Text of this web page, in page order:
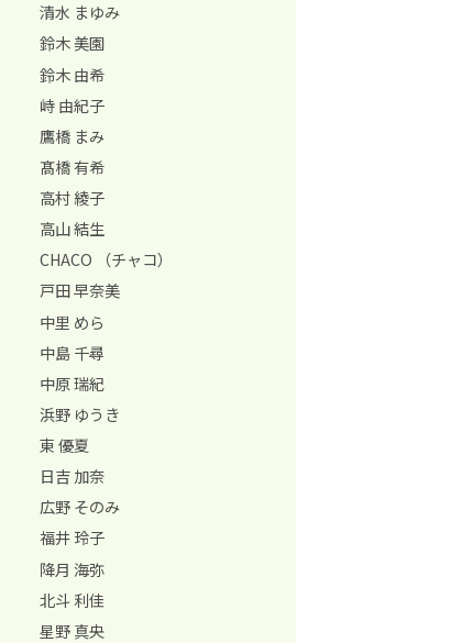
清水 まゆみ
鈴木 美園
鈴木 由希
峙 由紀子
鷹橋 まみ
髙橋 有希
高村 綾子
高山 結生
CHACO （チャコ）
戸田 早奈美
中里 めら
中島 千尋
中原 瑞紀
浜野 ゆうき
東 優夏
日吉 加奈
広野 そのみ
福井 玲子
降月 海弥
北斗 利佳
星野 真央